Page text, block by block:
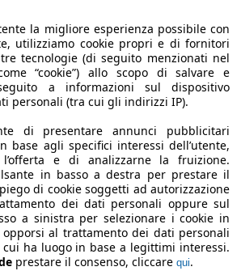
(combinato)*
la migliore esperienza possibile con
utilizziamo cookie propri e di fornitori
tecnologie (di seguito menzionati nel
“cookie”) allo scopo di salvare e
a informazioni sul dispositivo
personali (tra cui gli indirizzi IP).
di presentare annunci pubblicitari
base agli specifici interessi dell’utente,
e di analizzarne la fruizione.
in basso a destra per prestare il
di cookie soggetti ad autorizzazione
dei dati personali oppure sul
a sinistra per selezionare i cookie in
al trattamento dei dati personali
ha luogo in base a legittimi interessi.
prestare il consenso, cliccare qui.